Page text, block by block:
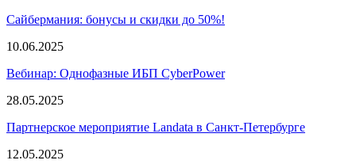
Сайбермания: бонусы и скидки до 50%!
10.06.2025
Вебинар: Однофазные ИБП CyberPower
28.05.2025
Партнерское мероприятие Landata в Санкт-Петербурге
12.05.2025